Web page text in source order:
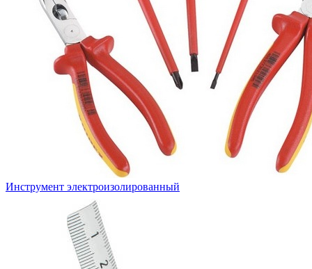
Инструмент электроизолированный